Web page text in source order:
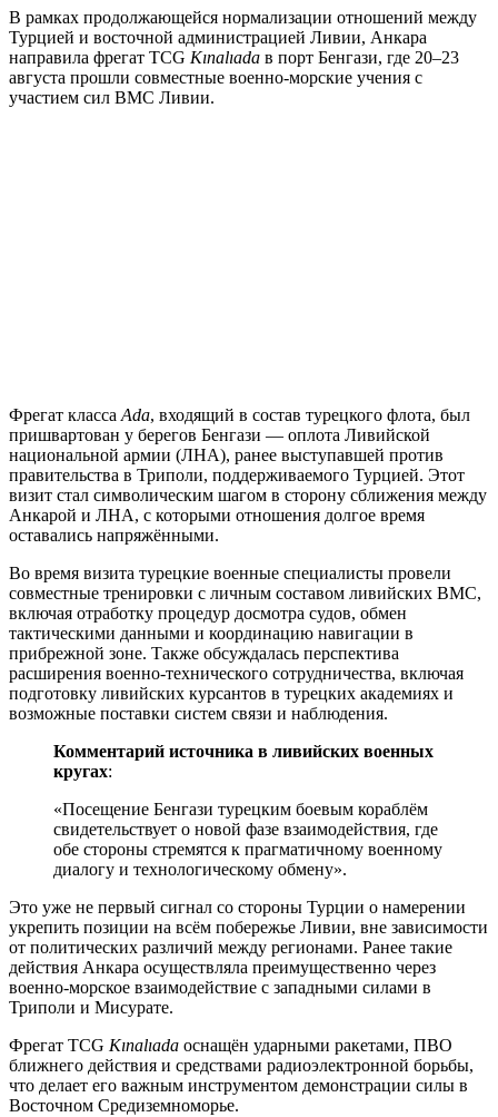
В рамках продолжающейся нормализации отношений между
Турцией и восточной администрацией Ливии, Анкара
направила фрегат TCG Kınalıada в порт Бенгази, где 20–23
августа прошли совместные военно-морские учения с
участием сил ВМС Ливии.
Фрегат классаAda, входящий в состав турецкого флота, был
пришвартован у берегов Бенгази — оплота Ливийской
национальной армии (ЛНА), ранее выступавшей против
правительства в Триполи, поддерживаемого Турцией. Этот
визит стал символическим шагом в сторону сближения между
Анкарой и ЛНА, с которыми отношения долгое время
оставались напряжёнными.
Во время визита турецкие военные специалисты провели
совместные тренировки с личным составом ливийских ВМС,
включая отработку процедур досмотра судов, обмен
тактическими данными и координацию навигации в
прибрежной зоне. Также обсуждалась перспектива
расширения военно-технического сотрудничества, включая
подготовку ливийских курсантов в турецких академиях и
возможные поставки систем связи и наблюдения.
Комментарий источника в ливийских военных
кругах:
«Посещение Бенгази турецким боевым кораблём
свидетельствует о новой фазе взаимодействия, где
обе стороны стремятся к прагматичному военному
диалогу и технологическому обмену».
Это уже не первый сигнал со стороны Турции о намерении
укрепить позиции на всём побережье Ливии, вне зависимости
от политических различий между регионами. Ранее такие
действия Анкара осуществляла преимущественно через
военно-морское взаимодействие с западными силами в
Триполи и Мисурате.
Фрегат TCG Kınalıada оснащён ударными ракетами, ПВО
ближнего действия и средствами радиоэлектронной борьбы,
что делает его важным инструментом демонстрации силы в
Восточном Средиземноморье.